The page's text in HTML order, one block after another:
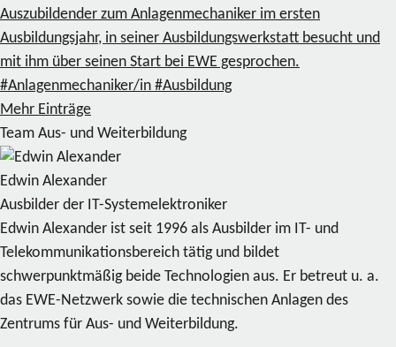
Auszubildender zum Anlagenmechaniker im ersten
Ausbildungsjahr, in seiner Ausbildungswerkstatt besucht und
mit ihm über seinen Start bei EWE gesprochen.
#Anlagenmechaniker/in #Ausbildung
Mehr Einträge
Team Aus- und Weiterbildung
Edwin Alexander
Ausbilder der IT-Systemelektroniker
Edwin Alexander ist seit 1996 als Ausbilder im IT- und
Telekommunikationsbereich tätig und bildet
schwerpunktmäßig beide Technologien aus. Er betreut u. a.
das EWE-Netzwerk sowie die technischen Anlagen des
Zentrums für Aus- und Weiterbildung.